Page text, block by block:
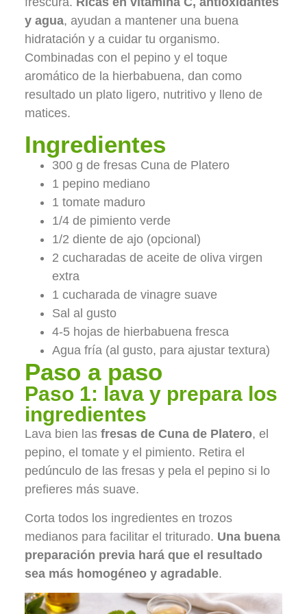
y agua, ayudan a mantener una buena
hidratación y a cuidar tu organismo.
Combinadas con el pepino y el toque
aromático de la hierbabuena, dan como
resultado un plato ligero, nutritivo y lleno de
matices.
Ingredientes
300 g de fresas Cuna de Platero
1 pepino mediano
1 tomate maduro
1/4 de pimiento verde
1/2 diente de ajo (opcional)
2 cucharadas de aceite de oliva virgen
extra
1 cucharada de vinagre suave
Sal al gusto
4-5 hojas de hierbabuena fresca
Agua fría (al gusto, para ajustar textura)
Paso a paso
Paso 1: lava y prepara los
ingredientes
Lava bien las fresas de Cuna de Platero, el
pepino, el tomate y el pimiento. Retira el
pedúnculo de las fresas y pela el pepino si lo
prefieres más suave.
Corta todos los ingredientes en trozos
medianos para facilitar el triturado. Una buena
preparación previa hará que el resultado
sea más homogéneo y agradable.